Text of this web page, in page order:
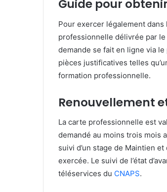
Guide pour
Pour exercer légalement
professionnelle délivrée par
demande se fait en ligne via
pièces justificatives telles
formation professionnelle.
Renouvellement
La carte professionnelle est
demandé au moins trois mois
suivi d’un stage de Maintien
exercée. Le suivi de l’état
téléservices du CNAPS.